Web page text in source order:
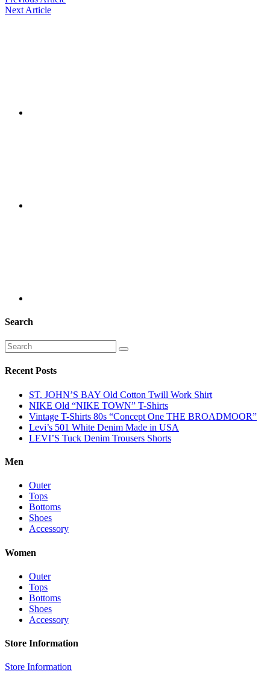
Next Article
Search
Recent Posts
ST. JOHN’S BAY Old Cotton Twill Work Shirt
NIKE Old “NIKE TOWN” T-Shirts
Vintage T-Shirts 80s “Concept One THE BROADMOOR”
Levi’s 501 White Denim Made in USA
LEVI’S Tuck Denim Trousers Shorts
Men
Outer
Tops
Bottoms
Shoes
Accessory
Women
Outer
Tops
Bottoms
Shoes
Accessory
Store Information
Store Information